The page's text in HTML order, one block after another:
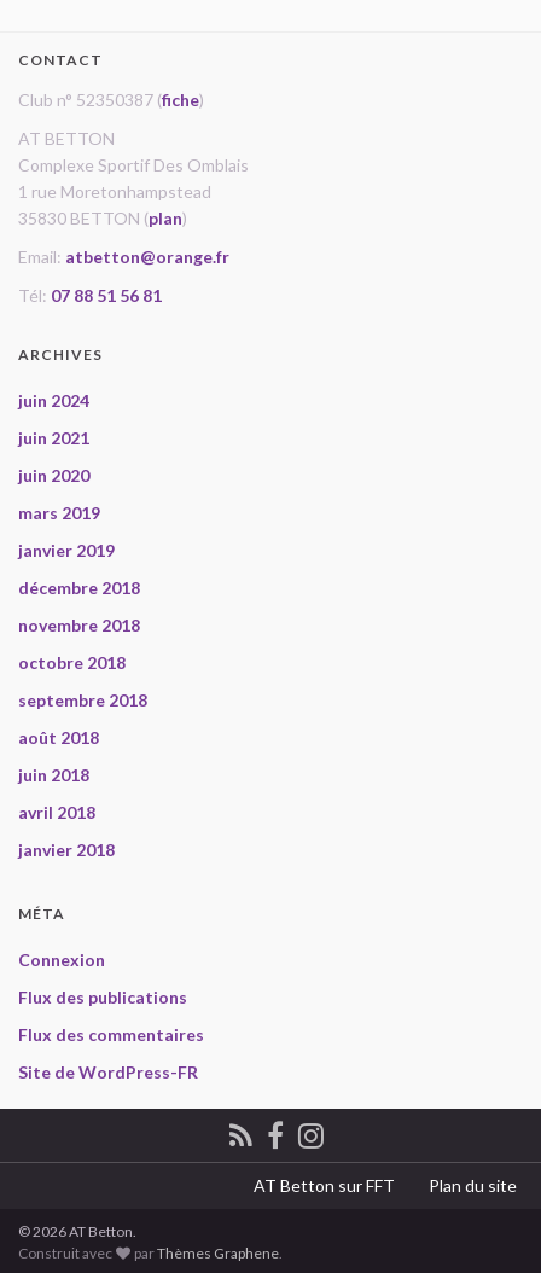
CONTACT
Club n° 52350387 (fiche)
AT BETTON
Complexe Sportif Des Omblais
1 rue Moretonhampstead
35830 BETTON (plan)
Email: atbetton@orange.fr
Tél: 07 88 51 56 81
ARCHIVES
juin 2024
juin 2021
juin 2020
mars 2019
janvier 2019
décembre 2018
novembre 2018
octobre 2018
septembre 2018
août 2018
juin 2018
avril 2018
janvier 2018
MÉTA
Connexion
Flux des publications
Flux des commentaires
Site de WordPress-FR
AT Betton sur FFT Plan du site
© 2026 AT Betton.
Construit avec
parThèmes Graphene